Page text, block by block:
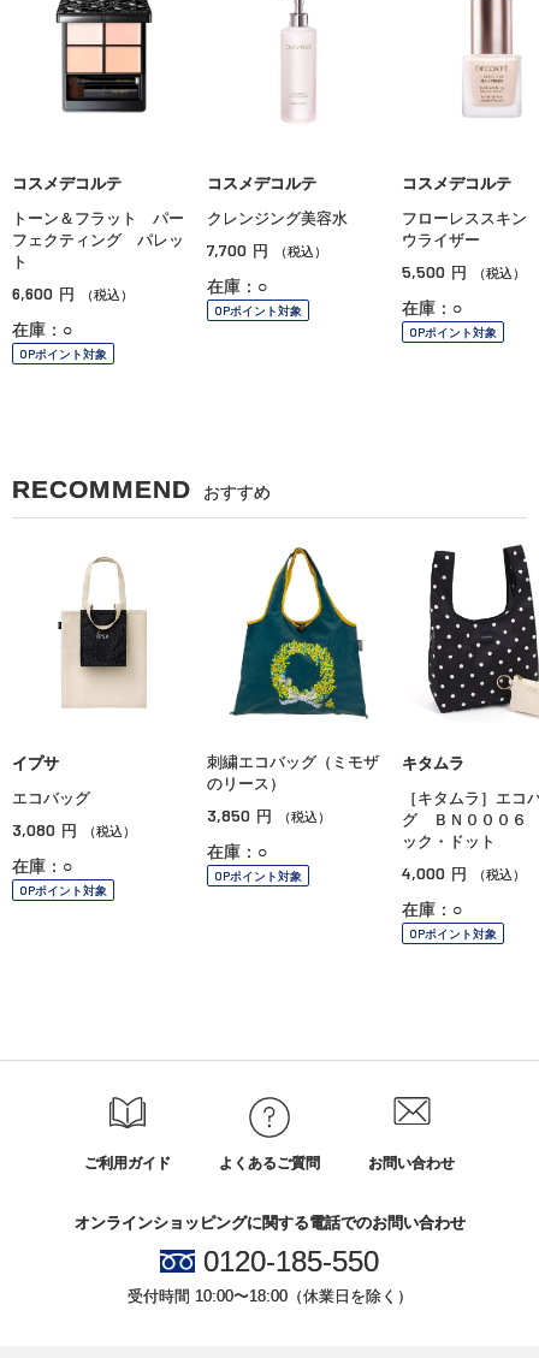
コスメデコルテ
トーン＆フラット パー
フェクティング パレッ
ト
6,600 円 （税込）
在庫：○
OPポイント対象
コスメデコルテ
クレンジング美容水
7,700 円 （税込）
在庫：○
OPポイント対象
コスメデコルテ
フローレススキ
ウライザー
5,500 円 （税込）
在庫：○
OPポイント対象
RECOMMEND おすすめ
イプサ
エコバッグ
3,080 円 （税込）
在庫：○
OPポイント対象
刺繍エコバッグ（ミモザ
のリース）
3,850 円 （税込）
在庫：○
OPポイント対象
キタムラ
［キタムラ］エコ
グ ＢＮ０００６
ック・ドット
4,000 円 （税込）
在庫：○
OPポイント対象
ご利用ガイド よくあるご質問 お問い合わせ
オンラインショッピングに関する電話でのお問い合わせ
0120-185-550
受付時間 10:00〜18:00（休業日を除く）